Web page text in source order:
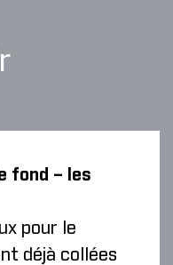
fond – les
pour le
déjà collées